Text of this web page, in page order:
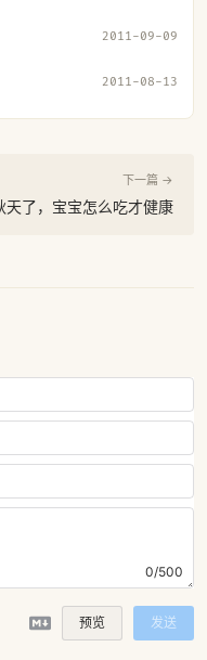
2011-09-09
2011-08-13
下一篇 →
天了，宝宝怎么吃才健康
0/500
预览 发送